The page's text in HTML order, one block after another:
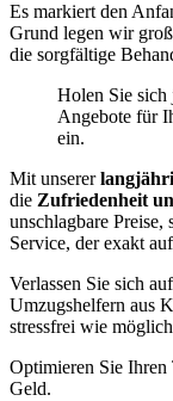
Es markiert den
Grund legen wir
die sorgfältige
Holen Sie sich
Angebote für
ein.
Mit unserer
die Zufriedenheit
unschlagbare Preise,
Service, der exakt
Verlassen Sie sich
Umzugshelfern aus
stressfrei wie
Optimieren Sie Ihren
Geld.